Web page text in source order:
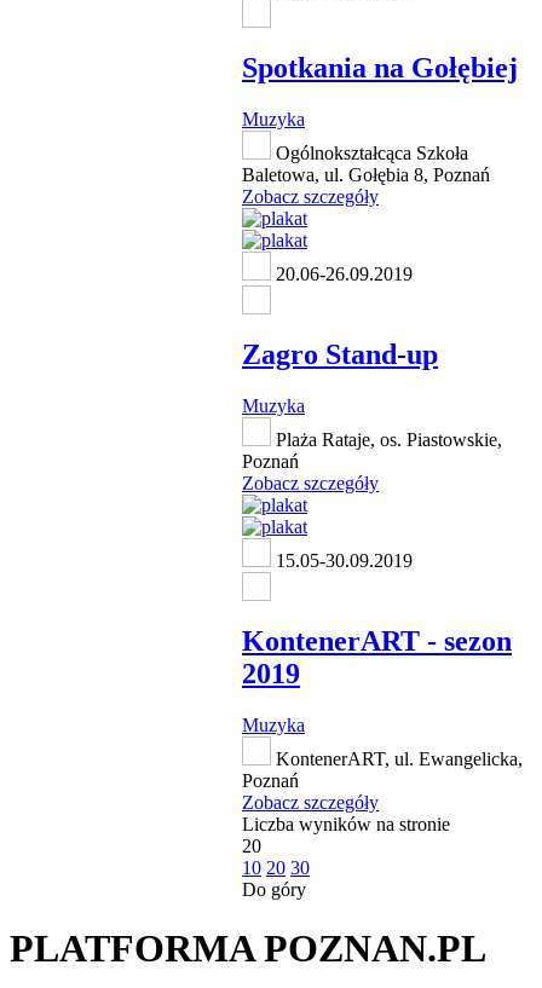
Spotkania na Gołębiej
Muzyka
Ogólnokształcąca Szkoła
Baletowa, ul. Gołębia 8, Poznań
Zobacz szczegóły
20.06-26.09.2019
Zagro Stand-up
Muzyka
Plaża Rataje, os. Piastowskie,
Poznań
Zobacz szczegóły
15.05-30.09.2019
KontenerART - sezon
2019
Muzyka
KontenerART, ul. Ewangelicka,
Poznań
Zobacz szczegóły
Liczba wyników na stronie
20
10 20 30
Do góry
PLATFORMA POZNAN.PL